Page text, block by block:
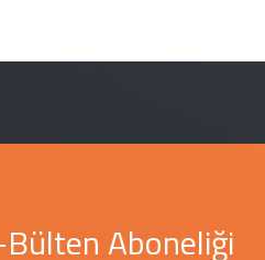
Bülten Aboneliği